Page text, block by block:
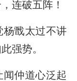
连破五阵！
杨戬太过不讲
强势。
仲道心泛起